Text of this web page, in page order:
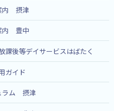
内 摂津
内 豊中
後等デイサービスはばたく
ガイド
ラム 摂津